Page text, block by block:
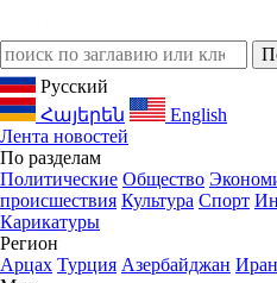
Русский
Հայերեն
English
Лента новостей
По разделам
Политические Общество
происшествия Культура Спорт
Карикатуры
Регион
Арцах Турция Азербайджан Иран